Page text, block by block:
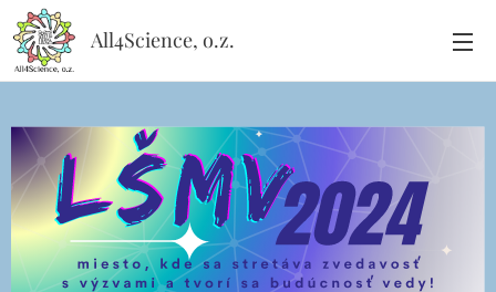
All4Science, o.z.